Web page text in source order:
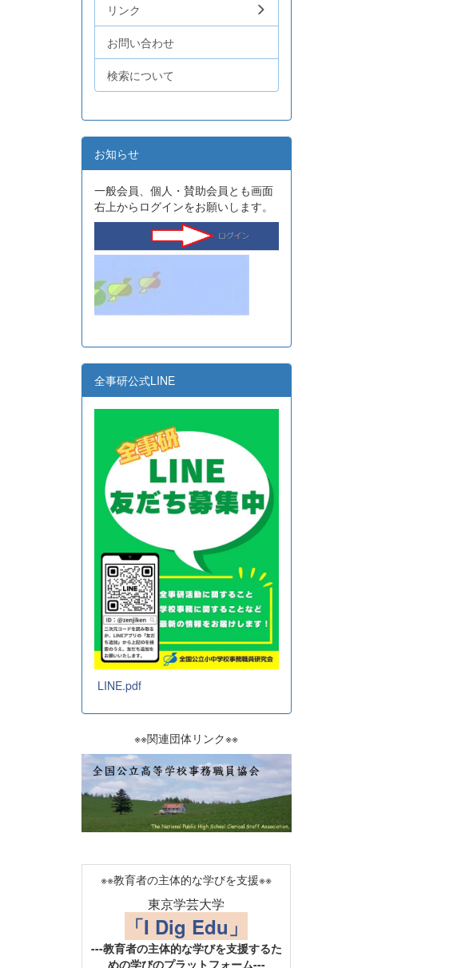
リンク
お問い合わせ
検索について
お知らせ
一般会員、個人・賛助会員とも画面
右上からログインをお願いします。
全事研公式LINE
LINE.pdf
※※関連団体リンク※※
※※教育者の主体的な学びを支援※※
東京学芸大学
「I Dig Edu」
---教育者の主体的な学びを支援するた
めの学びのプラットフォーム---